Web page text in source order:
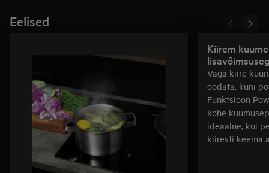
Eelised
Kiirem
Väga kiire
oodata, kuni
Funktsioon
kohe
ideaalne, kui
kiiresti keema